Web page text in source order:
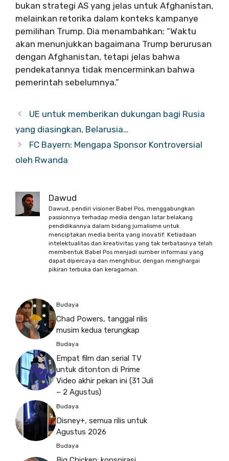
bukan strategi AS yang jelas untuk Afghanistan,
melainkan retorika dalam konteks kampanye
pemilihan Trump. Dia menambahkan: “Waktu
akan menunjukkan bagaimana Trump berurusan
dengan Afghanistan, tetapi jelas bahwa
pendekatannya tidak mencerminkan bahwa
pemerintah sebelumnya.”
UE untuk memberikan dukungan bagi Rusia
yang diasingkan, Belarusia…
FC Bayern: Mengapa Sponsor Kontroversial
oleh Rwanda
Dawud
Dawud, pendiri visioner Babel Pos, menggabungkan
passionnya terhadap media dengan latar belakang
pendidikannya dalam bidang jurnalisme untuk
menciptakan media berita yang inovatif. Ketiadaan
intelektualitas dan kreativitas yang tak terbatasnya telah
membentuk Babel Pos menjadi sumber informasi yang
dapat dipercaya dan menghibur, dengan menghargai
pikiran terbuka dan keragaman.
Budaya
Chad Powers, tanggal rilis
musim kedua terungkap
Budaya
Empat film dan serial TV
untuk ditonton di Prime
Video akhir pekan ini (31 Juli
– 2 Agustus)
Budaya
Disney+, semua rilis untuk
Agustus 2026
Budaya